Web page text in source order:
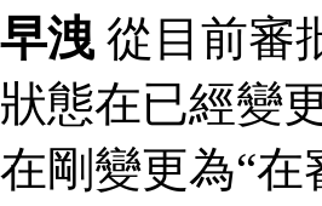
早洩 從目前審
狀態在已經變
在剛變更為“